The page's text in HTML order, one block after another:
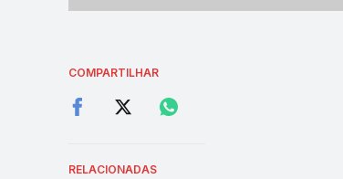
COMPARTILHAR
RELACIONADAS